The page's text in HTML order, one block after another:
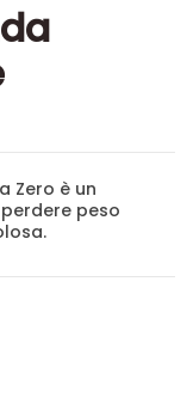
Zero è un
peso